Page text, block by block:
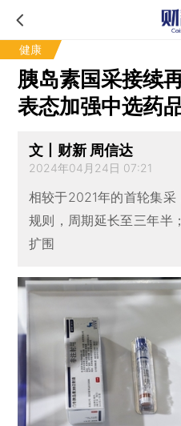
健康
胰岛素国采接续
表态加强中选药
文丨财新 周信达
2024年04月24日 07:21
相较于2021年的首轮集采
规则，周期延长至三年半
扩围